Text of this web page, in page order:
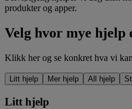
produkter og apper.
Velg hvor mye hjelp
Klikk her og se konkret hva vi
Litt hjelp Mer hjelp All hjelp
Litt hjelp